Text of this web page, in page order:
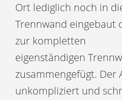
Ort lediglich noch in
Trennwand eingebaut
zur kompletten
eigenständigen
zusammengefügt. Der
unkompliziert und